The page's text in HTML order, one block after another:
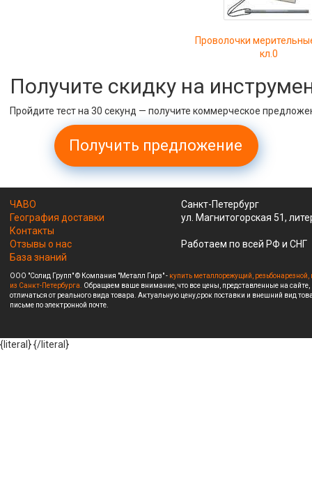
Проволочки
кл.0
Получите скидку на
Пройдите тест на 30 секунд — получите коммерческое
Получить предложение
ЧАВО
География доставки
Контакты
Отзывы о нас
База знаний
Санкт-Петербург
ул. Магнитогорская 51,
Работаем по всей РФ и СНГ
ООО "Солид Групп" © Компания "Металл Гирз" - купить металлорежущий,
из Санкт-Петербурга. Обращаем ваше внимание, что все цены, представленные на
отличаться от реального вида товара. Актуальную цену,срок поставки и внешний вид
письме по электронной почте.
{literal}{/literal}